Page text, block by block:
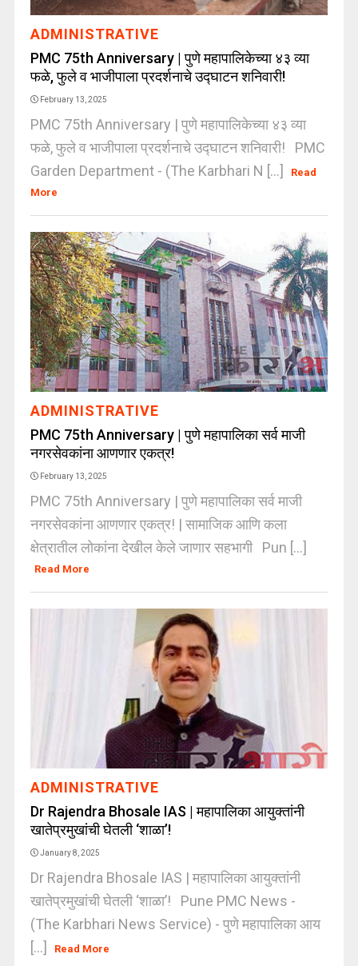
ADMINISTRATIVE
PMC 75th Anniversary | पुणे महापालिकेच्या ४३ व्या
फळे, फुले व भाजीपाला प्रदर्शनाचे उद्घाटन शनिवारी!
February 13, 2025
PMC 75th Anniversary | पुणे महापालिकेच्या ४३ व्या
फळे, फुले व भाजीपाला प्रदर्शनाचे उद्घाटन शनिवारी! PMC
Garden Department - (The Karbhari N [...]
Read
More
ADMINISTRATIVE
PMC 75th Anniversary | पुणे महापालिका सर्व माजी
नगरसेवकांना आणणार एकत्र!
February 13, 2025
PMC 75th Anniversary | पुणे महापालिका सर्व माजी
नगरसेवकांना आणणार एकत्र! | सामाजिक आणि कला
क्षेत्रातील लोकांना देखील केले जाणार सहभागी Pun [...]
Read More
ADMINISTRATIVE
Dr Rajendra Bhosale IAS | महापालिका आयुक्तांनी
खातेप्रमुखांची घेतली ‘शाळा’!
January 8, 2025
Dr Rajendra Bhosale IAS | महापालिका आयुक्तांनी
खातेप्रमुखांची घेतली ‘शाळा’! Pune PMC News -
(The Karbhari News Service) - पुणे महापालिका आय
[...]
Read More